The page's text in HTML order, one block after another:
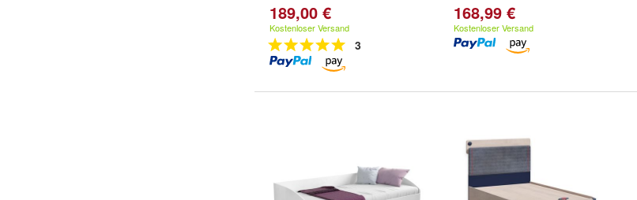
189,00 €
Kostenloser Versand
3
168,99 €
Kostenloser Versand